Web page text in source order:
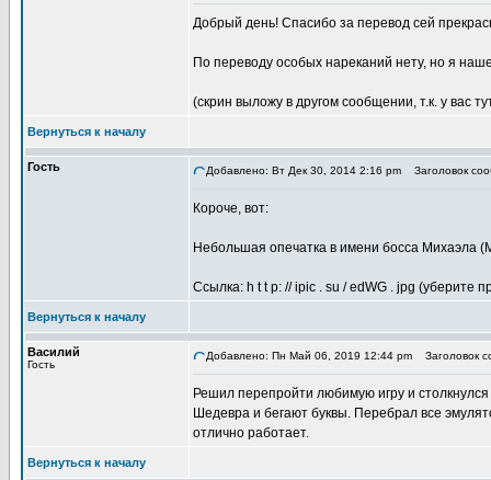
Добрый день! Спасибо за перевод сей
По переводу особых нареканий нету, но я
(скрин выложу в другом сообщении, т.к. у вас
Вернуться к началу
Гость Добавлено: Вт Дек 30, 2014 2:16 pm Заголовок
Короче, вот:
Небольшая опечатка в имени босса Михаэла
Ссылка: h t t p: // ipic . su / edWG . jpg (уберите
Вернуться к началу
Василий
Гость
Добавлено: Пн Май 06, 2019 12:44 pm Заголовок
Решил перепройти любимую игру и
Шедевра и бегают буквы. Перебрал все
отлично работает.
Вернуться к началу